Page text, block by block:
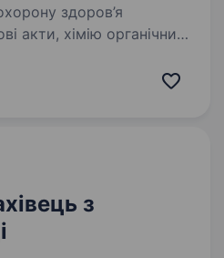
акти, хімію органічних
речовин, механізм дії
з